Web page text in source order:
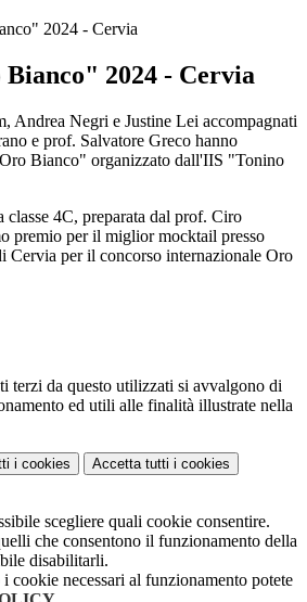
2024 - Cervia
2024 - Cervia
Andrea Negri e Justine Lei accompagnati
e prof. Salvatore Greco hanno
Bianco" organizzato dall'IIS "Tonino
4C, preparata dal prof. Ciro
premio per il miglior mocktail presso
Cervia per il concorso internazionale Oro
terzi da questo utilizzati si avvalgono di
ed utili alle finalità illustrate nella
i cookies Accetta tutti i cookies
scegliere quali cookie consentire.
che consentono il funzionamento della
disabilitarli.
cookie necessari al funzionamento potete